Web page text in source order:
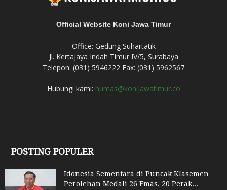
Official Website Koni Jawa Timur
Office: Gedung Suhartatik
Jl. Kertajaya Indah Timur IV/5, Surabaya
Telepon: (031) 5946222 Fax: (031) 5962567
Hubungi kami: humas@konijawatimur.co
POSTING POPULER
Idonesia Sementara di Puncak Klasemen
Perolehan Medali 26 Emas, 20 Perak...